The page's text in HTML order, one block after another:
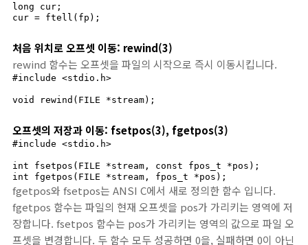
long cur;
cur = ftell(fp);
처음 위치로 오프셋 이동: rewind(3)
rewind 함수는 오프셋을 파일의 시작으로 즉시 이동시킵니다.
#include <stdio.h>
void rewind(FILE *stream);
오프셋의 저장과 이동: fsetpos(3), fgetpos(3)
#include <stdio.h>
int fsetpos(FILE *stream, const fpos_t *pos);
int fgetpos(FILE *stream, fpos_t *pos);
fgetpos와 fsetpos는 ANSI C에서 새로 정의한 함수 입니다.
fgetpos 함수는 파일의 현재 오프셋을 pos가 가리키는 영역에 저
장합니다. fsetpos 함수는 pos가 가리키는 영역의 값으로 파일 오
프셋을 변경합니다. 두 함수 모두 성공하면 0을, 실패하면 0이 아닌